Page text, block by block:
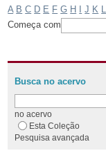
A B C D E F G H J K
Começa com
Busca no acervo
no acervo
Esta Coleção
Pesquisa avançada